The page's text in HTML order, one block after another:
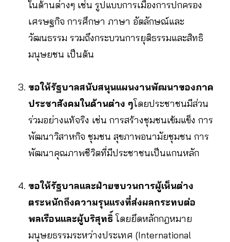
ในด้านต่างๆ เช่น รูปแบบการเมืองการปกครอง
เศรษฐกิจ การศึกษา ภาษา อัตลักษณ์และ
วัฒนธรรม รวมถึงกระบวนการยุติธรรมและสิทธิ
มนุษยชน เป็นต้น
ขอให้รัฐบาลสนับสนุนแผนงานพัฒนาของภาค
ประชาสังคมในด้านต่าง ๆโดยประชาชนมีส่วน
ร่วมอย่างแท้จริง เช่น การสร้างชุมชนเข้มแข็ง การ
พัฒนาวิสาหกิจ ชุมชน สุขภาพอนามัยชุมชน การ
พัฒนาคุณภาพชีวิตที่มีประชาชนเป็นแกนหลัก
ขอให้รัฐบาลและฝ่ายขบวนการผู้เห็นต่าง
ตระหนักถึงความรุนแรงที่ส่งผลกระทบต่อ
พลเรือนและผู้บริสุทธิ์โดยยึดหลักกฎหมาย
มนุษยธรรมระหว่างประเทศ (International